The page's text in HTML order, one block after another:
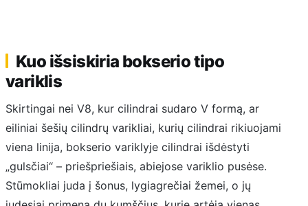
Kuo išsiskiria bokserio tipo
variklis
Skirtingai nei V8, kur cilindrai sudaro V formą, ar
eiliniai šešių cilindrų varikliai, kurių cilindrai rikiuojami
viena linija, bokserio variklyje cilindrai išdėstyti
„gulsčiai“ – priešpriešiais, abiejose variklio pusėse.
Stūmokliai juda į šonus, lygiagrečiai žemei, o jų